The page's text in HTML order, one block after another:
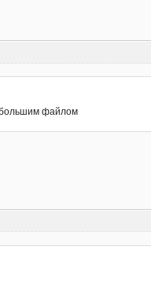
большим файлом